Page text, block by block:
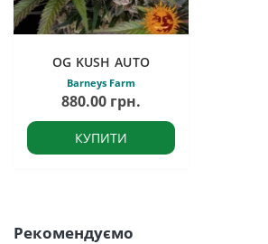
OG KUSH AUTO
Barneys Farm
880.00 грн.
КУПИТИ
Рекомендуємо